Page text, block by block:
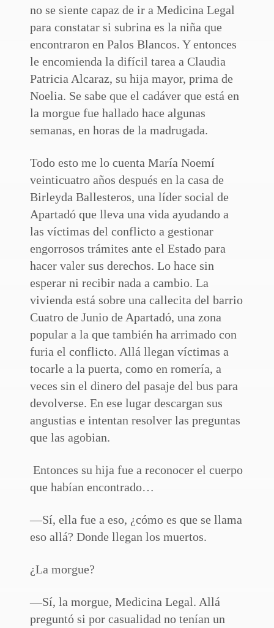
no se siente capaz de ir a Medicina Legal
para constatar si subrina es la niña que
encontraron en Palos Blancos. Y entonces
le encomienda la difícil tarea a Claudia
Patricia Alcaraz, su hija mayor, prima de
Noelia. Se sabe que el cadáver que está en
la morgue fue hallado hace algunas
semanas, en horas de la madrugada.
Todo esto me lo cuenta María Noemí
veinticuatro años después en la casa de
Birleyda Ballesteros, una líder social de
Apartadó que lleva una vida ayudando a
las víctimas del conflicto a gestionar
engorrosos trámites ante el Estado para
hacer valer sus derechos. Lo hace sin
esperar ni recibir nada a cambio. La
vivienda está sobre una callecita del barrio
Cuatro de Junio de Apartadó, una zona
popular a la que también ha arrimado con
furia el conflicto. Allá llegan víctimas a
tocarle a la puerta, como en romería, a
veces sin el dinero del pasaje del bus para
devolverse. En ese lugar descargan sus
angustias e intentan resolver las preguntas
que las agobian.
Entonces su hija fue a reconocer el cuerpo
que habían encontrado…
—Sí, ella fue a eso, ¿cómo es que se llama
eso allá? Donde llegan los muertos.
¿La morgue?
—Sí, la morgue, Medicina Legal. Allá
preguntó si por casualidad no tenían un